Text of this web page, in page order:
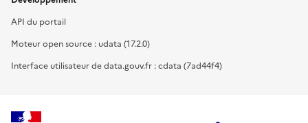
API du portail
Moteur open source : udata (17.2.0)
Interface utilisateur de data.gouv.fr : cdata (7ad44f4)